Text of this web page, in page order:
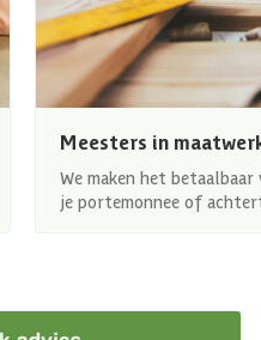
Meesters in
We maken het
je portemonnee of